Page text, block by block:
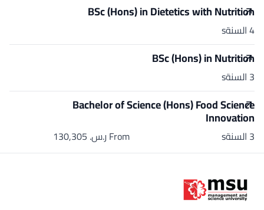
BSc (Hons) in Dietetics with Nutrition
4 السنةs
BSc (Hons) in Nutrition
3 السنةs
Bachelor of Science (Hons) Food Science
Innovation
3 السنةs From ر.س.‏ 130,305